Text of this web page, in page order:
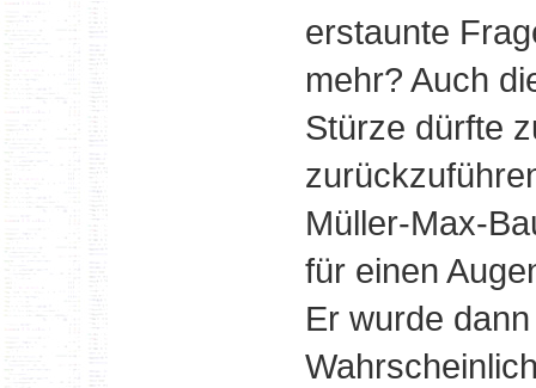
erstaunte
mehr? Auch
Stürze dürfte
Müller-Max-
für einen
Er wurde